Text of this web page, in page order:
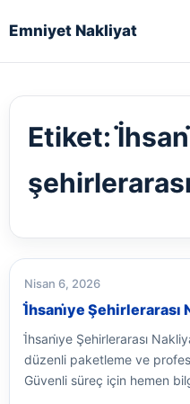
Emniyet Nakliyat
Etiket:
Nisan 6, 2026
İ̇hsani̇ye Şehirlerarası
İ̇hsani̇ye Şehirlerarası
düzenli paketleme ve
Güvenli süreç için hemen